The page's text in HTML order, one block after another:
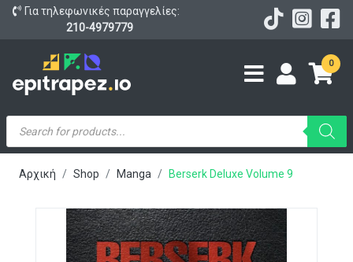
Για τηλεφωνικές παραγγελίες:
210-4979779
0
Products
search
Αρχική Shop Manga Berserk Deluxe Volume 9